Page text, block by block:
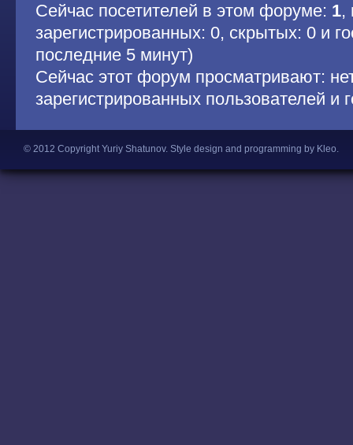
Сейчас посетителей в этом форуме: 1,
зарегистрированных: 0, скрытых: 0 и
последние 5 минут)
Сейчас этот форум просматривают:
зарегистрированных пользователей и
© 2012 Copyright Yuriy Shatunov. Style design and programming by Kleo.